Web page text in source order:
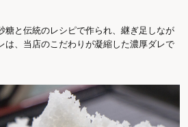
糖と伝統のレシピで作られ、継ぎ足しなが
は、当店のこだわりが凝縮した濃厚ダレで